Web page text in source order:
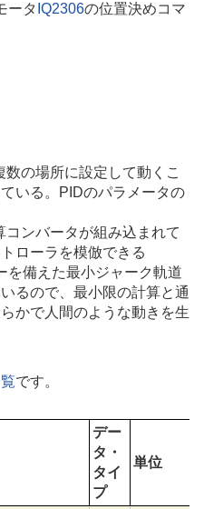
ータ IQ2306の位置決めコマ
の場所に設定して動くこ
いる。PIDのパラメータの
ンバータが組み込まれて
ローラを模倣できる
備えた最小ジャーク軌道
るので、最小限の計算と通
かで人間のような動きを生
です。
デー
タ・
タイ
プ
単位